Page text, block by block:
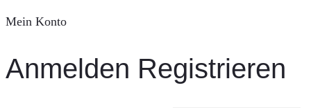
Mein Konto
Anmelden Registrieren